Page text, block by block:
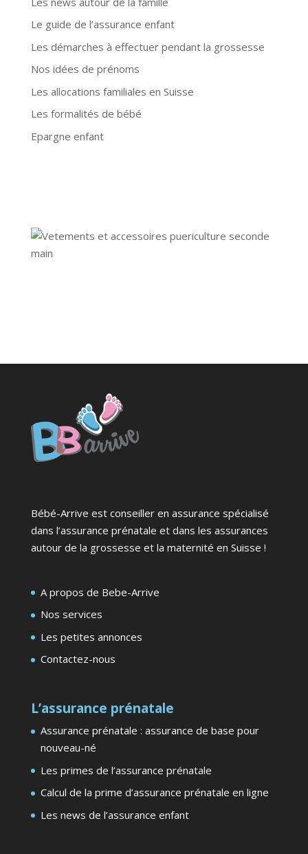
Le guide de l’assurance enfant
Les démarches à effectuer pendant la grossesse
Nos idées de prénoms
Les allocations familiales en Suisse
Les formalités de bébé
Epargne enfant
Bébé-Arrive est conseiller en assurance spécialisé
dans l’assurance prénatale et dans les assurances
autour de la grossesse et la maternité en Suisse !
A propos de Bebe-Arrive
Nos services
Les petites annonces
Contactez-nous
L’assurance prénatale
Assurance prénatale : assurance de base pour
nouveau-né
Les primes de l’assurance prénatale
Calcul de la prime d’assurance prénatale en ligne
Les news de l’assurance enfant